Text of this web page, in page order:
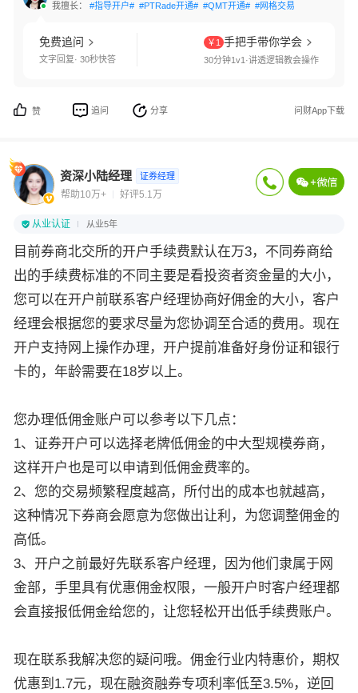
我擅长： #指导开户# #PTRade开通# #QMT开通# #网格交易#
免费追问
文字回复· 30秒快答
￥1 手把手带你学会
30分钟1v1·讲透逻辑教会操作
赞 追问 分享 问财App下载
资深小陆经理 证券经理
帮助10万+ 好评5.1万
从业认证 从业5年
目前券商北交所的开户手续费默认在万3，不同券商给
出的手续费标准的不同主要是看投资者资金量的大小，
您可以在开户前联系客户经理协商好佣金的大小，客户
经理会根据您的要求尽量为您协调至合适的费用。现在
开户支持网上操作办理，开户提前准备好身份证和银行
卡的，年龄需要在18岁以上。
您办理低佣金账户可以参考以下几点：
1、证券开户可以选择老牌低佣金的中大型规模券商，
这样开户也是可以申请到低佣金费率的。
2、您的交易频繁程度越高，所付出的成本也就越高，
这种情况下券商会愿意为您做出让利，为您调整佣金的
高低。
3、开户之前最好先联系客户经理，因为他们隶属于网
金部，手里具有优惠佣金权限，一般开户时客户经理都
会直接报低佣金给您的，让您轻松开出低手续费账户。
现在联系我解决您的疑问哦。佣金行业内特惠价，期权
优惠到1.7元，现在融资融券专项利率低至3.5%，逆回